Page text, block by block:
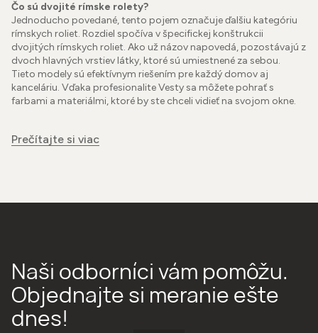
Čo sú dvojité rímske rolety?
Jednoducho povedané, tento pojem označuje ďalšiu kategóriu
rímskych roliet. Rozdiel spočíva v špecifickej konštrukcii
dvojitých rímskych roliet. Ako už názov napovedá, pozostávajú z
dvoch hlavných vrstiev látky, ktoré sú umiestnené za sebou.
Tieto modely sú efektívnym riešením pre každý domov aj
kanceláriu. Vďaka profesionalite Vesty sa môžete pohrať s
farbami a materiálmi, ktoré by ste chceli vidieť na svojom okne.
Prečítajte si viac
Naši odborníci vám pomôžu.
Objednajte si meranie ešte
dnes!